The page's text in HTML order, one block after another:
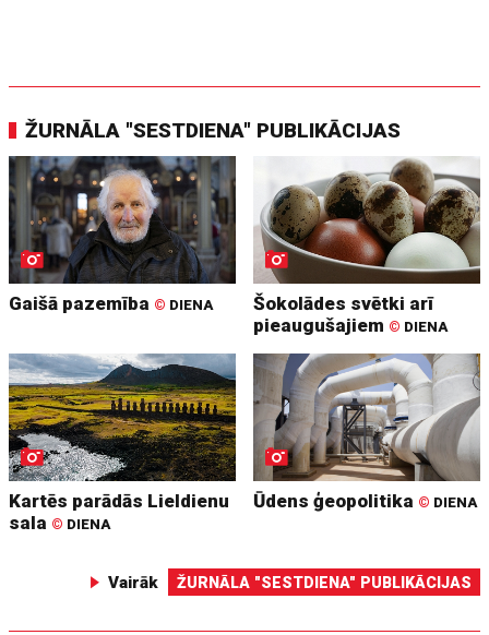
ŽURNĀLA "SESTDIENA" PUBLIKĀCIJAS
Gaišā pazemība © DIENA
Šokolādes svētki arī
pieaugušajiem © DIENA
Kartēs parādās Lieldienu
sala © DIENA
Ūdens ģeopolitika © DIENA
Vairāk ŽURNĀLA "SESTDIENA" PUBLIKĀCIJAS